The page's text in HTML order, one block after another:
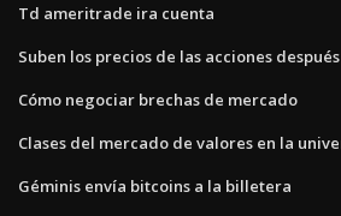
Td ameritrade ira cuenta
Suben los precios de las acciones
Cómo negociar brechas de mercado
Clases del mercado de valores en la
Géminis envía bitcoins a la billetera